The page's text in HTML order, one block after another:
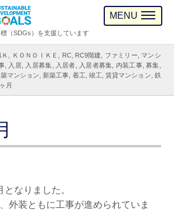
（SDGs）を支援しています
MENU
Ｋ , ＫＯＮＯＩＫＥ , RC, RC9階建, ファミリー, マンシ
, 入居, 入居募集, 入居者, 入居者募集, 内装工事,募集,
マンション,新築工事, 着工, 竣工,賃貸マンション, 鉄
月
なりました。
外装ともに工事が進められていま